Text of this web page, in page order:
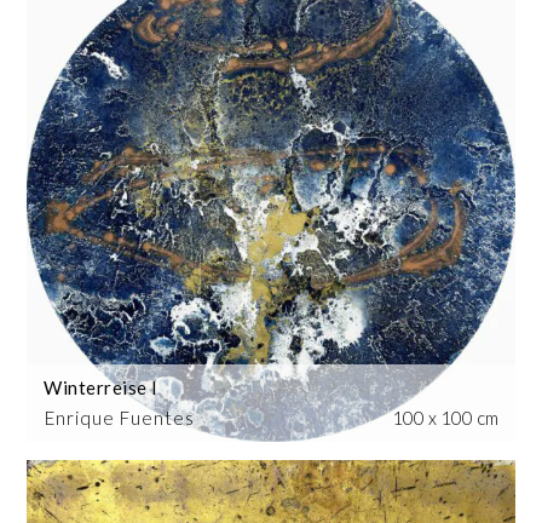
Enrique Fuentes
Winterreise I
100 x 100 cm